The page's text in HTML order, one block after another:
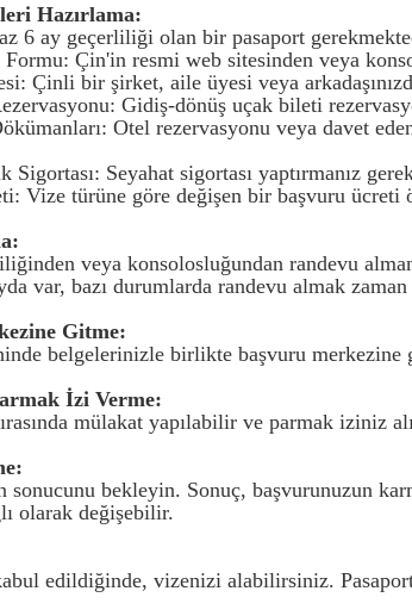
Hazırlama:
6 ay geçerliliği olan bir pasaport
Çin'in resmi web sitesinden veya
Çinli bir şirket, aile üyesi veya
Gidiş-dönüş uçak bileti
Otel rezervasyonu veya davet
Sigortası: Seyahat sigortası yaptırmanız
Vize türüne göre değişen bir başvuru ücreti
veya konsolosluğundan randevu
var, bazı durumlarda randevu almak
Gitme:
belgelerinizle birlikte başvuru
İzi Verme:
mülakat yapılabilir ve parmak iziniz
sonucunu bekleyin. Sonuç, başvurunuzun
olarak değişebilir.
edildiğinde, vizenizi alabilirsiniz.